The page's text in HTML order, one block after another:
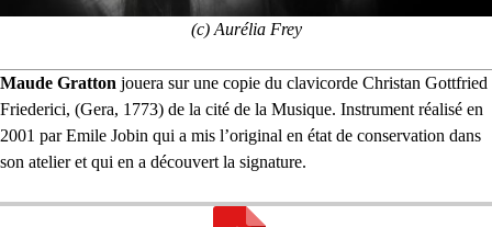
(c) Aurélia Frey
Maude Gratton jouera sur une copie du clavicorde Christan Gottfried
Friederici, (Gera, 1773) de la cité de la Musique. Instrument réalisé en
2001 par Emile Jobin qui a mis l’original en état de conservation dans
son atelier et qui en a découvert la signature.